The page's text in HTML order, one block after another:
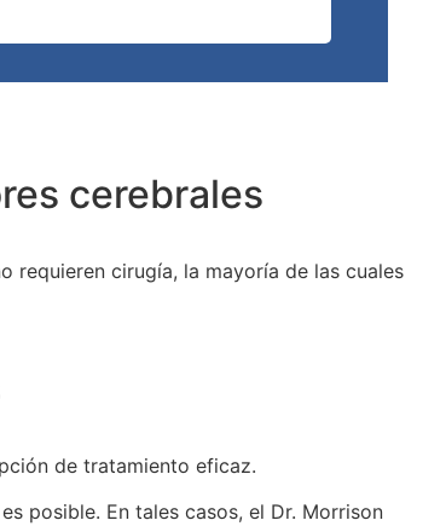
cerebrales
requieren cirugía, la mayoría de las cuales
de tratamiento eficaz.
posible. En tales casos, el Dr. Morrison